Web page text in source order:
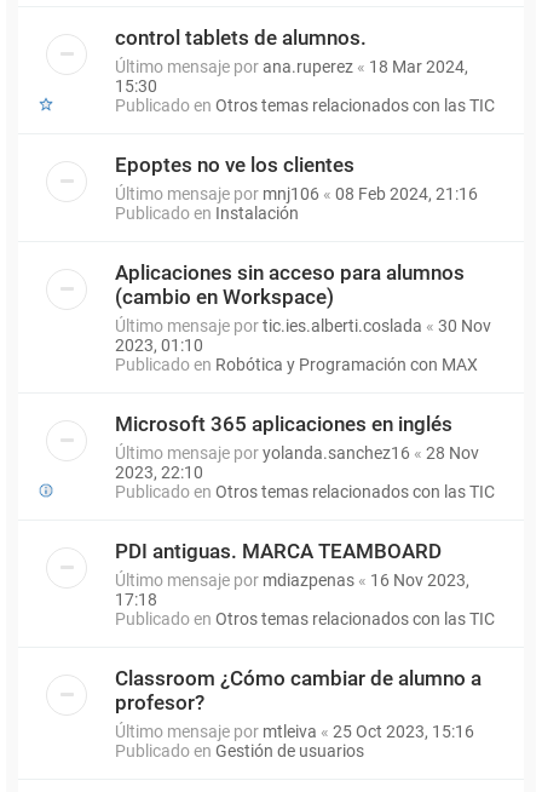
control tablets de alumnos.
Último mensaje porana.ruperez « 18 Mar 2024,
15:30
Publicado en Otros temas relacionados con las TIC
Epoptes no ve los clientes
Último mensaje por mnj106 « 08 Feb 2024, 21:16
Publicado en Instalación
Aplicaciones sin acceso para alumnos
(cambio en Workspace)
Último mensaje portic.ies.alberti.coslada « 30 Nov
2023, 01:10
Publicado en Robótica y Programación con MAX
Microsoft 365 aplicaciones en inglés
Último mensaje poryolanda.sanchez16 « 28 Nov
2023, 22:10
Publicado en Otros temas relacionados con las TIC
PDI antiguas. MARCA TEAMBOARD
Último mensaje por mdiazpenas « 16 Nov 2023,
17:18
Publicado en Otros temas relacionados con las TIC
Classroom ¿Cómo cambiar de alumno a
profesor?
Último mensaje por mtleiva « 25 Oct 2023, 15:16
Publicado en Gestión de usuarios